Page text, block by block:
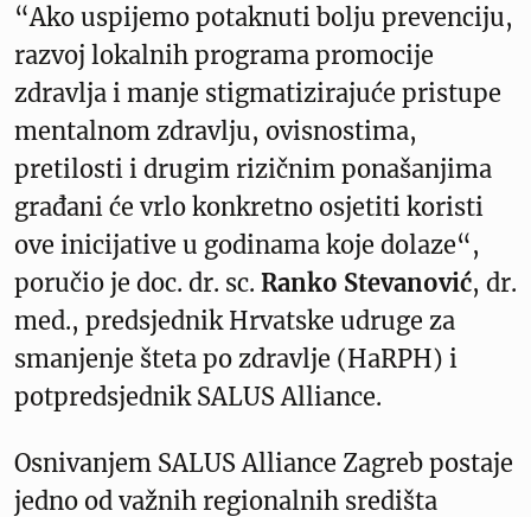
“Ako uspijemo potaknuti bolju prevenciju,
razvoj lokalnih programa promocije
zdravlja i manje stigmatizirajuće pristupe
mentalnom zdravlju, ovisnostima,
pretilosti i drugim rizičnim ponašanjima
građani će vrlo konkretno osjetiti koristi
ove inicijative u godinama koje dolaze“,
poručio je doc. dr. sc. Ranko Stevanović, dr.
med., predsjednik Hrvatske udruge za
smanjenje šteta po zdravlje (HaRPH) i
potpredsjednik SALUS Alliance.
Osnivanjem SALUS Alliance Zagreb postaje
jedno od važnih regionalnih središta